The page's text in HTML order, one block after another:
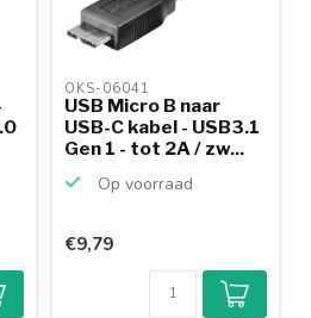
OKS-06041
USB Micro B naar
USB-C kabel - USB3.1
Gen 1 - tot 2A / zw...
Op voorraad
€9,79